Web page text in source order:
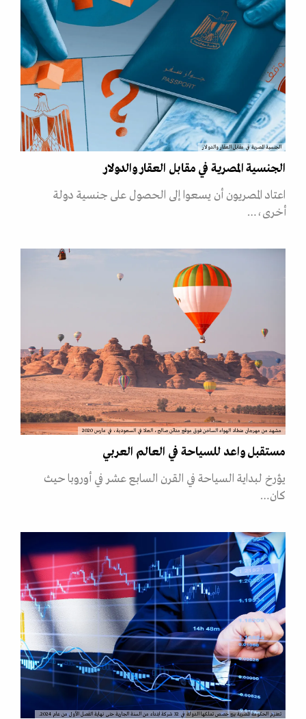
الجنسية المصرية في مقابل العقار والدولار
الجنسية المصرية في مقابل العقار والدولار
اعتاد المصريون أن يسعوا إلى الحصول على جنسية دولة
أخرى،…
مشهد من مهرجان منطاد الهواء الساخن فوق موقع مدائن صالح، العلا في السعودية، في مارس 2020
مستقبل واعد للسياحة في العالم العربي
يؤرخ لبداية السياحة في القرن السابع عشر في أوروبا حيث
كان…
تعتزم الحكومة المصرية بيع حصص تملكها الدولة في 32 شركة ابتداء من السنة الجارية حتى نهاية الفصل الأول من عام 2024.